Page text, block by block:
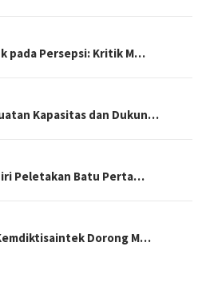
pada Persepsi: Kritik M…
Kapasitas dan Dukun…
Peletakan Batu Perta…
Dorong M…